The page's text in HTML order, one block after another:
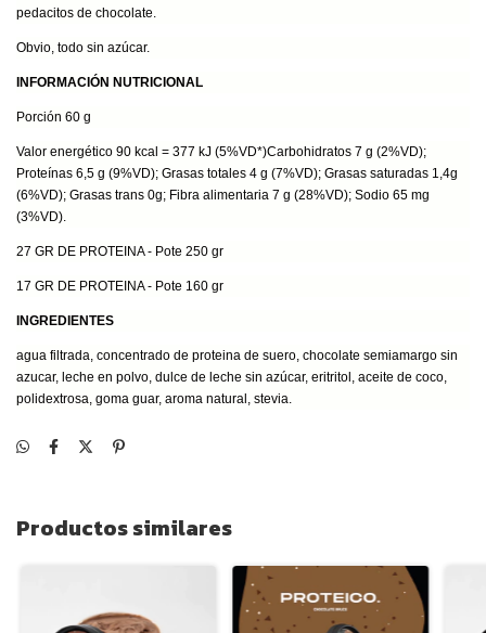
pedacitos de chocolate.
Obvio, todo sin azúcar.
INFORMACIÓN NUTRICIONAL
Porción 60 g
Valor energético 90 kcal = 377 kJ (5%VD*)Carbohidratos 7 g (2%VD);
Proteínas 6,5 g (9%VD); Grasas totales 4 g (7%VD); Grasas saturadas 1,4g
(6%VD); Grasas trans 0g; Fibra alimentaria 7 g (28%VD); Sodio 65 mg
(3%VD).
27 GR DE PROTEINA - Pote 250 gr
17 GR DE PROTEINA - Pote 160 gr
INGREDIENTES
agua filtrada, concentrado de proteina de suero, chocolate semiamargo sin
azucar, leche en polvo, dulce de leche sin azúcar, eritritol, aceite de coco,
polidextrosa, goma guar, aroma natural, stevia.
Productos similares